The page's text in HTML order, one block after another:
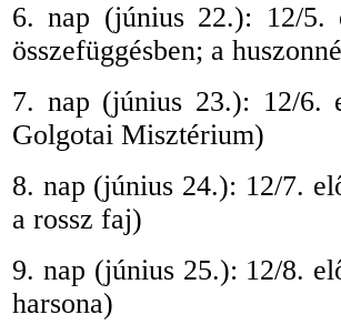
6. nap (június 22.): 12/5.
összefüggésben; a
7. nap (június 23.): 12/6.
Golgotai Misztérium)
8. nap (június 24.): 12/7.
a rossz faj)
9. nap (június 25.): 12/8.
harsona)